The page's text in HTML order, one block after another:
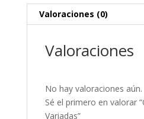
Valoraciones (0)
Valoraciones
No hay valoraciones aún.
Sé el primero en valorar
Variadas”